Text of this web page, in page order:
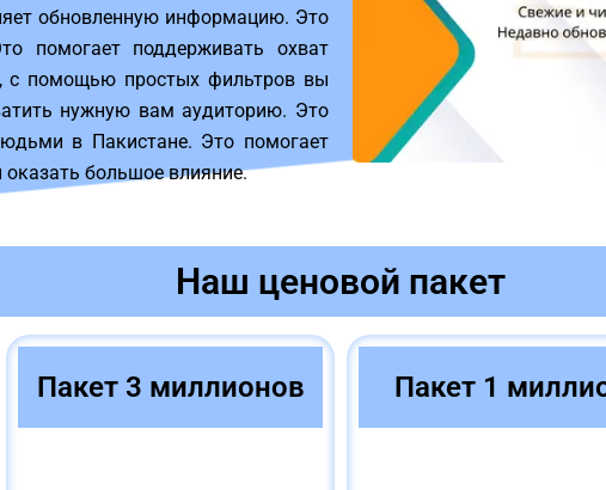
обновленную информацию. Это
помогает поддерживать охват
с помощью простых фильтров вы
нужную вам аудиторию. Это
в Пакистане. Это помогает
оказать большое влияние.
Наш ценовой пакет
Пакет 3 миллионов Пакет 1